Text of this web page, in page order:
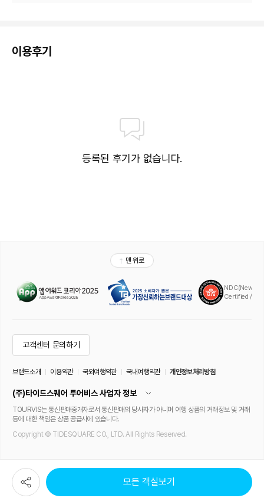
모든 객실보기
설에 대해서는 요금이 부과될 수 있습니다.
대표적 편의 시설/서비스로는 드라이클리닝/세탁 서비스, 24시간 운영되는 프
런트 데스크, 다국어 구사 가능 직원 등이 있습니다. 안탈리아에서의 행사를 계
획하시나요? 이 리조트에는 회의실 등을 비롯하여 1000 m2 크기의 시설이
이용후기
등록된 후기가 없습니다.